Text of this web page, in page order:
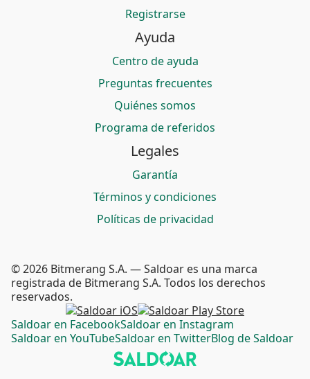
Registrarse
Ayuda
Centro de ayuda
Preguntas frecuentes
Quiénes somos
Programa de referidos
Legales
Garantía
Términos y condiciones
Políticas de privacidad
Saldoar en FacebookSaldoar en Instagram
Saldoar en YouTubeSaldoar en TwitterBlog de Saldoar
© 2026 Bitmerang S.A. — Saldoar es una marca
registrada de Bitmerang S.A. Todos los derechos
reservados.